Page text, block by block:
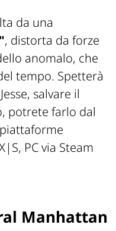
da una
, distorta da forze
anomalo, che
tempo. Spetterà
salvare il
potrete farlo dal
PC via Steam
Manhattan